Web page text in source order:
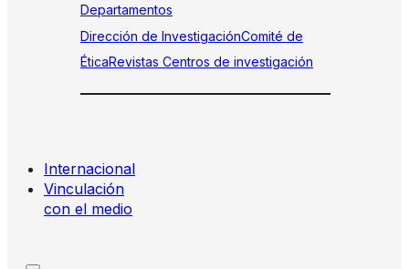
Departamentos
Dirección de InvestigaciónComité de
ÉticaRevistas Centros de investigación
Internacional
Vinculación
con el medio